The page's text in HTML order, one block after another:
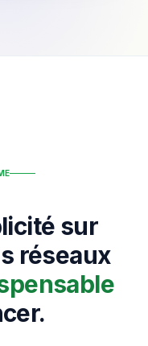
sur
réseaux